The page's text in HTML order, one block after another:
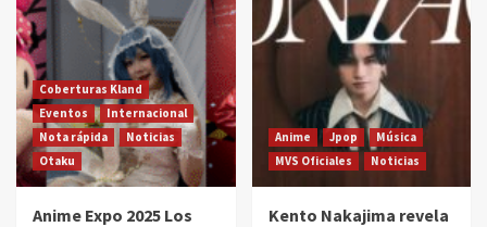
Coberturas Kland
Eventos
Internacional
Nota rápida
Noticias
Otaku
Anime Expo 2025 Los
Anime Jpop
Música
MVS Oficiales
Noticias
Kento Nakajima revela